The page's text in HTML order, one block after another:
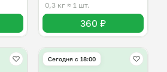
0,3 кг ≈ 1 шт.
360 ₽
Сегодня с 18:00